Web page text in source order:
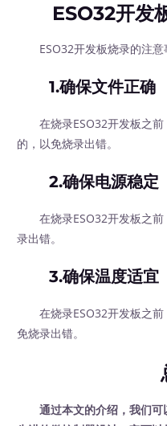
ESO32开发
ESO32开发板烧录的注意
1.确保文件正确
在烧录ESO32开发板之前
的，以免烧录出错。
2.确保电源稳定
在烧录ESO32开发板之前
录出错。
3.确保温度适宜
在烧录ESO32开发板之前
免烧录出错。
通过本文的介绍，我们